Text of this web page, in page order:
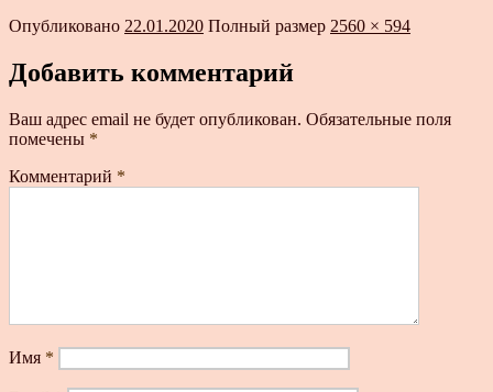
Опубликовано 22.01.2020 Полный размер 2560 × 594
Добавить комментарий
Ваш адрес email не будет опубликован. Обязательные поля
помечены *
Комментарий *
Имя *